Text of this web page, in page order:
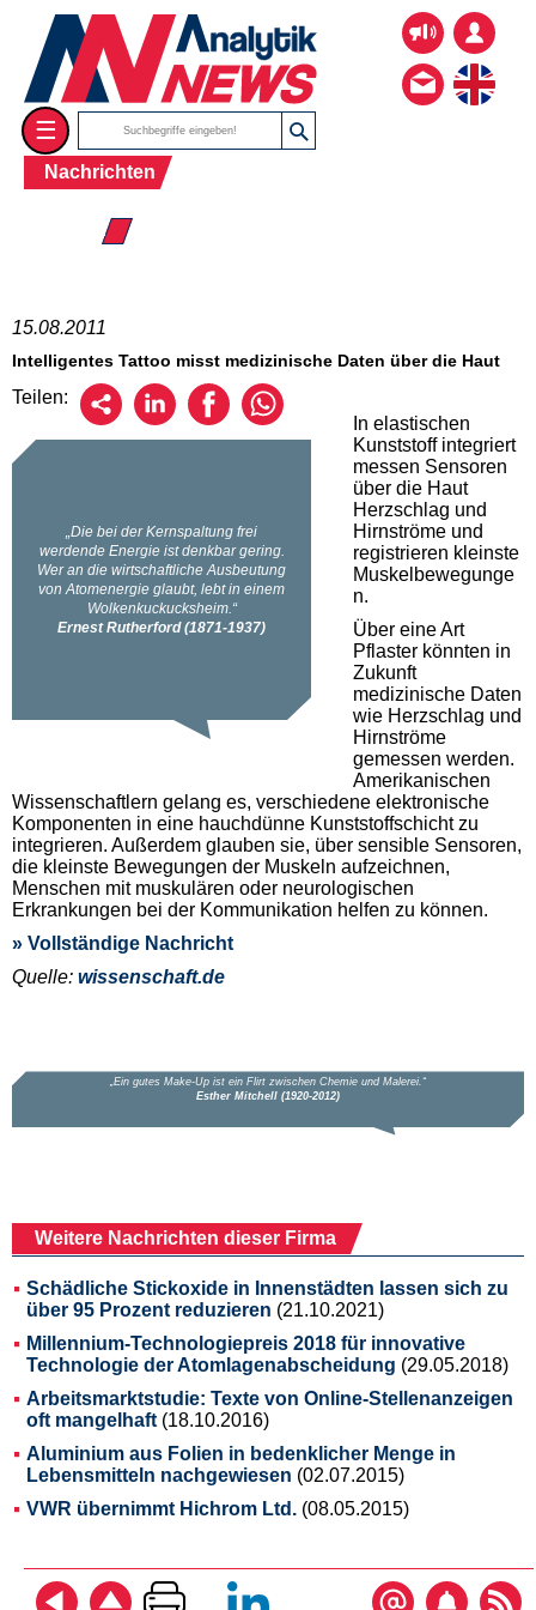
☰
Nachrichten
☰ 2011
15.08.2011
Intelligentes Tattoo misst medizinische Daten über die Haut
Teilen:
In elastischen
Kunststoff integriert
messen Sensoren
über die Haut
Herzschlag und
Hirnströme und
registrieren kleinste
Muskelbewegunge
n.
Über eine Art
Pflaster könnten in
Zukunft
medizinische Daten
wie Herzschlag und
Hirnströme
gemessen werden.
Amerikanischen
Wissenschaftlern gelang es, verschiedene elektronische
Komponenten in eine hauchdünne Kunststoffschicht zu
integrieren. Außerdem glauben sie, über sensible Sensoren,
die kleinste Bewegungen der Muskeln aufzeichnen,
Menschen mit muskulären oder neurologischen
Erkrankungen bei der Kommunikation helfen zu können.
» Vollständige Nachricht
Quelle: wissenschaft.de
Weitere Nachrichten dieser Firma
Schädliche Stickoxide in Innenstädten lassen sich zu
über 95 Prozent reduzieren (21.10.2021)
Millennium-Technologiepreis 2018 für innovative
Technologie der Atomlagenabscheidung (29.05.2018)
Arbeitsmarktstudie: Texte von Online-Stellenanzeigen
oft mangelhaft (18.10.2016)
Aluminium aus Folien in bedenklicher Menge in
Lebensmitteln nachgewiesen (02.07.2015)
VWR übernimmt Hichrom Ltd. (08.05.2015)